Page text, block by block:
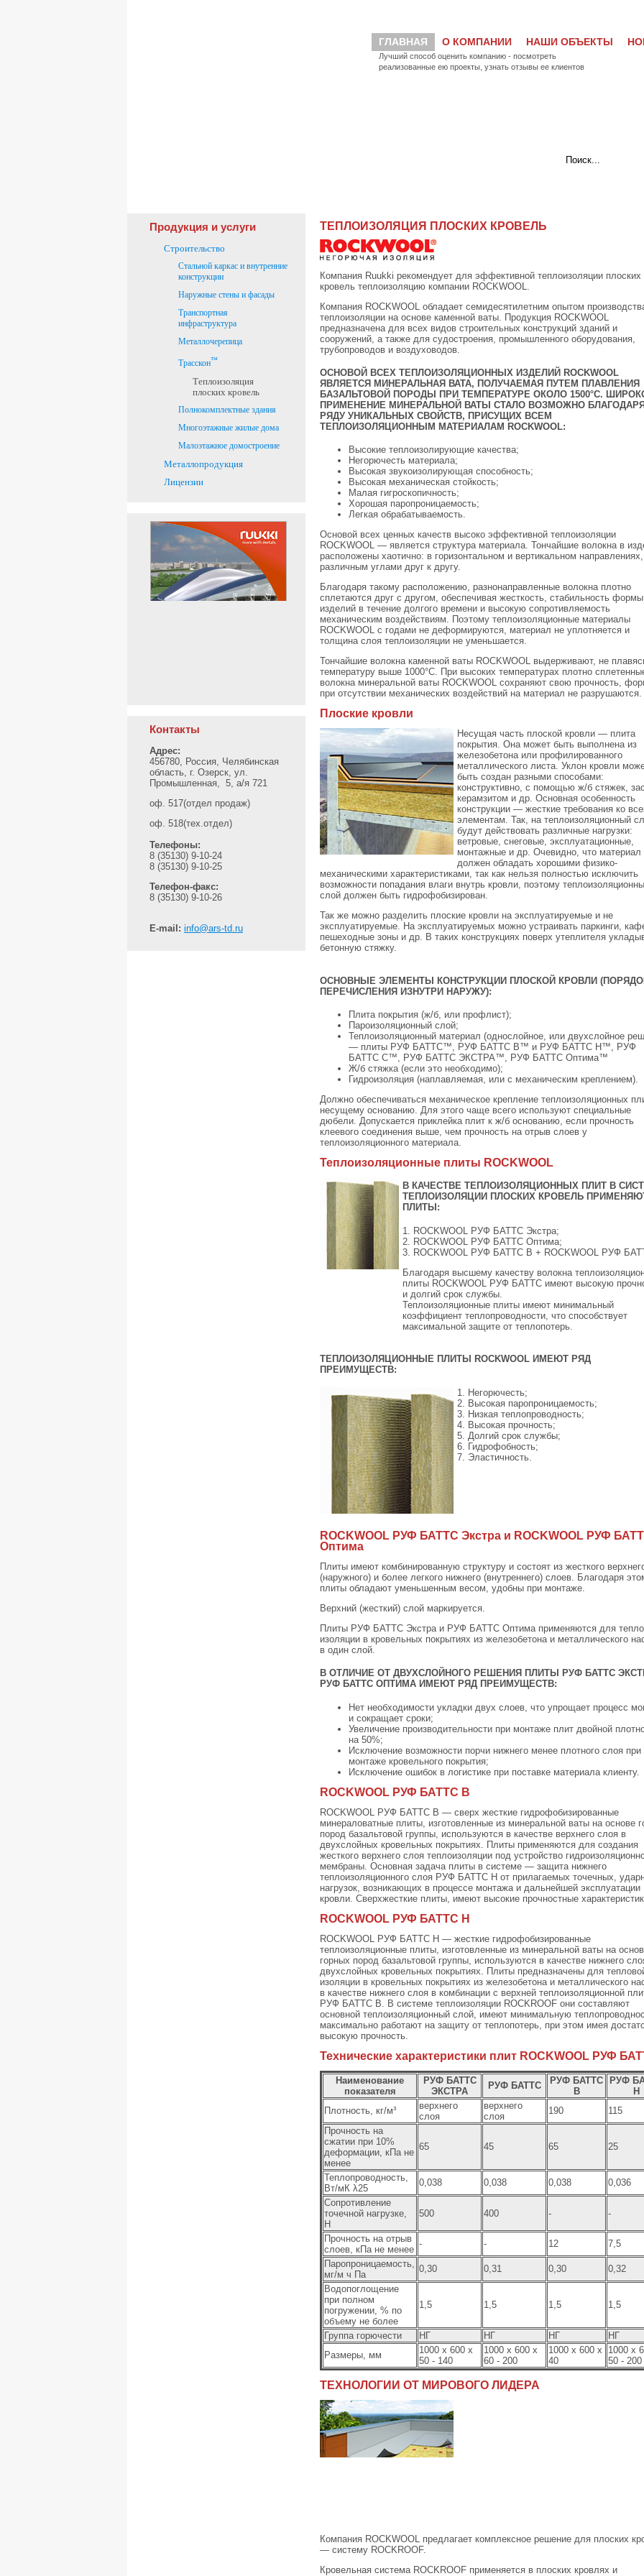
ГЛАВНАЯ О КОМПАНИИ НАШИ ОБЪЕКТЫ
Лучший способ оценить компанию - посмотреть
реализованные ею проекты, узнать отзывы ее клиентов
Продукция и услуги
Строительство
Стальной каркас и внутренние
конструкции
Наружные стены и фасады
Транспортная
инфраструктура
Металлочерепица
Трасскон™
Теплоизоляция
плоских кровель
Полнокомплектные здания
Многоэтажные жилые дома
Малоэтажное домостроение
Металлопродукция
Лицензии
Контакты
Адрес:
456780, Россия, Челябинская
область, г. Озерск, ул.
Промышленная, 5, а/я 721
оф. 517(отдел продаж)
оф. 518(тех.отдел)
Телефоны:
8 (35130) 9-10-24
8 (35130) 9-10-25
Телефон-факс:
8 (35130) 9-10-26
E-mail: info@ars-td.ru
ТЕПЛОИЗОЛЯЦИЯ ПЛОСКИХ КРОВЕЛЬ
Компания Ruukki рекомендует для эффективной теплоизоляции плоских
кровель теплоизоляцию компании ROCKWOOL.
Компания ROCKWOOL обладает семидесятилетним опытом
теплоизоляции на основе каменной ваты. Продукция ROCKWOOL
предназначена для всех видов строительных конструкций зданий и
сооружений, а также для судостроения, промышленного оборудования,
трубопроводов и воздуховодов.
ОСНОВОЙ ВСЕХ ТЕПЛОИЗОЛЯЦИОННЫХ ИЗДЕЛИЙ ROCKWOOL
ЯВЛЯЕТСЯ МИНЕРАЛЬНАЯ ВАТА, ПОЛУЧАЕМАЯ ПУТЕМ ПЛАВЛЕНИЯ
БАЗАЛЬТОВОЙ ПОРОДЫ ПРИ ТЕМПЕРАТУРЕ ОКОЛО 1500°С.
ПРИМЕНЕНИЕ МИНЕРАЛЬНОЙ ВАТЫ СТАЛО ВОЗМОЖНО БЛАГОДАРЯ
РЯДУ УНИКАЛЬНЫХ СВОЙСТВ, ПРИСУЩИХ ВСЕМ
ТЕПЛОИЗОЛЯЦИОННЫМ МАТЕРИАЛАМ ROCKWOOL:
Высокие теплоизолирующие качества;
Негорючесть материала;
Высокая звукоизолирующая способность;
Высокая механическая стойкость;
Малая гигроскопичность;
Хорошая паропроницаемость;
Легкая обрабатываемость.
Основой всех ценных качеств высоко эффективной теплоизоляции
ROCKWOOL — является структура материала. Тончайшие волокна в
расположены хаотично: в горизонтальном и вертикальном
различным углами друг к другу.
Благодаря такому расположению, разнонаправленные волокна плотно
сплетаются друг с другом, обеспечивая жесткость, стабильность формы
изделий в течение долгого времени и высокую сопротивляемость
механическим воздействиям. Поэтому теплоизоляционные материалы
ROCKWOOL с годами не деформируются, материал не уплотняется и
толщина слоя теплоизоляции не уменьшается.
Тончайшие волокна каменной ваты ROCKWOOL выдерживают, не
температуру выше 1000°С. При высоких температурах плотно
волокна минеральной ваты ROCKWOOL сохраняют свою прочность,
при отсутствии механических воздействий на материал не разрушаются.
Плоские кровли
Несущая часть плоской кровли — плита
покрытия. Она может быть выполнена из
железобетона или профилированного
металлического листа. Уклон кровли
быть создан разными способами:
конструктивно, с помощью ж/б стяжек,
керамзитом и др. Основная особенность
конструкции — жесткие требования ко
элементам. Так, на теплоизоляционный
будут действовать различные нагрузки:
ветровые, снеговые, эксплуатационные,
монтажные и др. Очевидно, что материал
должен обладать хорошими физико-
механическими характеристиками, так как нельзя полностью исключить
возможности попадания влаги внутрь кровли, поэтому
слой должен быть гидрофобизирован.
Так же можно разделить плоские кровли на эксплуатируемые и не
эксплуатируемые. На эксплуатируемых можно устраивать паркинги,
пешеходные зоны и др. В таких конструкциях поверх утеплителя
бетонную стяжку.
ОСНОВНЫЕ ЭЛЕМЕНТЫ КОНСТРУКЦИИ ПЛОСКОЙ КРОВЛИ
ПЕРЕЧИСЛЕНИЯ ИЗНУТРИ НАРУЖУ):
Плита покрытия (ж/б, или профлист);
Пароизоляционный слой;
Теплоизоляционный материал (однослойное, или двухслойное
— плиты РУФ БАТТС™, РУФ БАТТС В™ и РУФ БАТТС Н™, РУФ
БАТТС С™, РУФ БАТТС ЭКСТРА™, РУФ БАТТС Оптима™
Ж/б стяжка (если это необходимо);
Гидроизоляция (наплавляемая, или с механическим креплением).
Должно обеспечиваться механическое крепление теплоизоляционных
несущему основанию. Для этого чаще всего используют специальные
дюбели. Допускается приклейка плит к ж/б основанию, если прочность
клеевого соединения выше, чем прочность на отрыв слоев у
теплоизоляционного материала.
Теплоизоляционные плиты ROCKWOOL
В КАЧЕСТВЕ ТЕПЛОИЗОЛЯЦИОННЫХ ПЛИТ В
ТЕПЛОИЗОЛЯЦИИ ПЛОСКИХ КРОВЕЛЬ
ПЛИТЫ:
1. ROCKWOOL РУФ БАТТС Экстра;
2. ROCKWOOL РУФ БАТТС Оптима;
3. ROCKWOOL РУФ БАТТС В + ROCKWOOL РУФ
Благодаря высшему качеству волокна
плиты ROCKWOOL РУФ БАТТС имеют высокую
и долгий срок службы.
Теплоизоляционные плиты имеют минимальный
коэффициент теплопроводности, что способствует
максимальной защите от теплопотерь.
ТЕПЛОИЗОЛЯЦИОННЫЕ ПЛИТЫ ROCKWOOL ИМЕЮТ РЯД
ПРЕИМУЩЕСТВ:
1. Негорючесть;
2. Высокая паропроницаемость;
3. Низкая теплопроводность;
4. Высокая прочность;
5. Долгий срок службы;
6. Гидрофобность;
7. Эластичность.
ROCKWOOL РУФ БАТТС Экстра и ROCKWOOL РУФ
Оптима
Плиты имеют комбинированную структуру и состоят из жесткого
(наружного) и более легкого нижнего (внутреннего) слоев. Благодаря
плиты обладают уменьшенным весом, удобны при монтаже.
Верхний (жесткий) слой маркируется.
Плиты РУФ БАТТС Экстра и РУФ БАТТС Оптима применяются для
изоляции в кровельных покрытиях из железобетона и металлического
в один слой.
В ОТЛИЧИЕ ОТ ДВУХСЛОЙНОГО РЕШЕНИЯ ПЛИТЫ РУФ БАТТС
РУФ БАТТС ОПТИМА ИМЕЮТ РЯД ПРЕИМУЩЕСТВ:
Нет необходимости укладки двух слоев, что упрощает процесс
и сокращает сроки;
Увеличение производительности при монтаже плит двойной
на 50%;
Исключение возможности порчи нижнего менее плотного слоя при
монтаже кровельного покрытия;
Исключение ошибок в логистике при поставке материала клиенту.
ROCKWOOL РУФ БАТТС B
ROCKWOOL РУФ БАТТС В — сверх жесткие гидрофобизированные
минераловатные плиты, изготовленные из минеральной ваты на основе
пород базальтовой группы, используются в качестве верхнего слоя в
двухслойных кровельных покрытиях. Плиты применяются для создания
жесткого верхнего слоя теплоизоляции под устройство
мембраны. Основная задача плиты в системе — защита нижнего
теплоизоляционного слоя РУФ БАТТС Н от прилагаемых точечных,
нагрузок, возникающих в процессе монтажа и дальнейшей эксплуатации
кровли. Сверхжесткие плиты, имеют высокие прочностные
ROCKWOOL РУФ БАТТС H
ROCKWOOL РУФ БАТТС Н — жесткие гидрофобизированные
теплоизоляционные плиты, изготовленные из минеральной ваты на
горных пород базальтовой группы, используются в качестве нижнего
двухслойных кровельных покрытиях. Плиты предназначены для
изоляции в кровельных покрытиях из железобетона и металлического
в качестве нижнего слоя в комбинации с верхней теплоизоляционной
РУФ БАТТС В. В системе теплоизоляции ROCKROOF они составляют
основной теплоизоляционный слой, имеют минимальную
максимально работают на защиту от теплопотерь, при этом имея
высокую прочность.
Технические характеристики плит ROCKWOOL РУФ
Наименование
показателя
РУФ БАТТС
ЭКСТРА
РУФ БАТТС
РУФ БАТТС
В
РУФ
Н
Плотность, кг/м³
верхнего
слоя
верхнего
слоя
190
115
Прочность на
сжатии при 10%
деформации, кПа не
менее
65 45 65 25
Теплопроводность,
Вт/мК λ25
0,038 0,038 0,038
0,036
Сопротивление
точечной нагрузке,
Н
500 400 - -
Прочность на отрыв
слоев, кПа не менее
- - 12
7,5
Паропроницаемость,
мг/м ч Па
0,30 0,31 0,30
0,32
Водопоглощение
при полном
погружении, % по
объему не более
1,5 1,5 1,5 1,5
Группа горючести НГ НГ НГ
НГ
Размеры, мм
1000 х 600 х
50 - 140
1000 х 600 х
60 - 200
1000 х 600 х
40
1000 х
50 - 200
ТЕХНОЛОГИИ ОТ МИРОВОГО ЛИДЕРА
Компания ROCKWOOL предлагает комплексное решение для плоских
— систему ROCKROOF.
Кровельная система ROCKROOF применяется в плоских кровлях и